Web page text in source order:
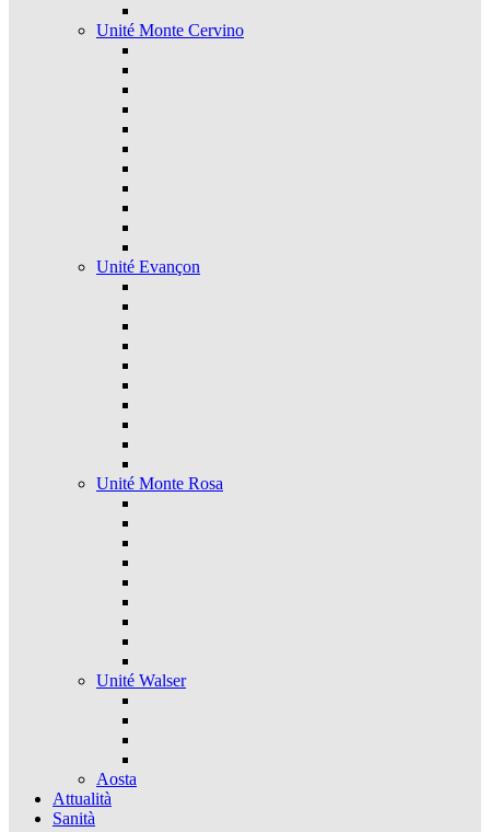
Unité Monte Cervino
Unité Evançon
Unité Monte Rosa
Unité Walser
Aosta
Attualità
Sanità